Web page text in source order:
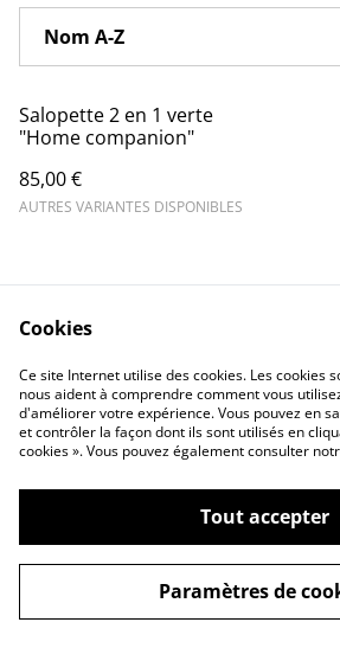
Salopette 2 en 1 verte
"Home companion"
85,00 €
AUTRES VARIANTES DISPONIBLES
Contactez-nous
Politique de
confidentialité
©2026Ana Mc Fly
Cookies
Ce site Internet utilise des cookies. Les cookies
nous aident à comprendre comment vous
d'améliorer votre expérience. Vous pouvez en
et contrôler la façon dont ils sont utilisés en
cookies ». Vous pouvez également consulter
Tout accepter
Paramètres de